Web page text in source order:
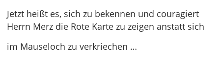
Jetzt heißt es, sich zu bekennen und couragiert
Herrn Merz die Rote Karte zu zeigen anstatt sich
im Mauseloch zu verkriechen …